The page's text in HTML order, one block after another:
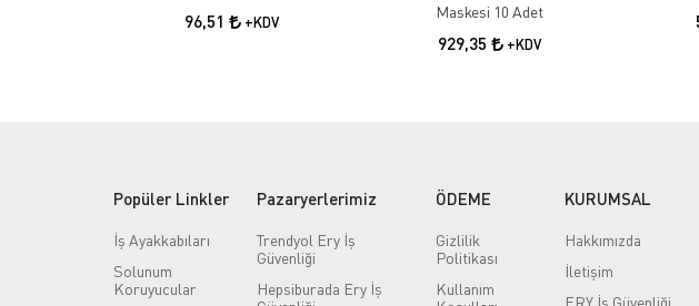
96,51 +KDV
Maskesi 10 Adet
929,35 +KDV
Popüler Linkler
İş Ayakkabıları
Solunum
Koruyucular
Pazaryerlerimiz
Trendyol Ery İş
Güvenliği
Hepsiburada Ery İş
ÖDEME
Gizlilik
Politikası
Kullanım
KURUMSAL
Hakkımızda
İletişim
ERY İş Güvenliği